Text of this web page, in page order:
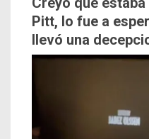
Pitt, lo fue a
llevó una